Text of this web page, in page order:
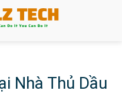
Nhà Thủ Dầu